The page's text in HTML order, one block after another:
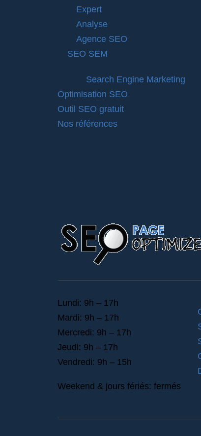
Expert
Analyse
Agence SEO
SEO SEM
Search Engine Marketing
Optimisation SEO
Outil SEO gratuit
Nos références
Lundi: 9h – 17h
Mardi: 9h – 17h
Mercredi: 9h – 17h
Jeudi: 9h – 17h
Vendredi: 9h – 15h
Weekend & jours fériés: fermés